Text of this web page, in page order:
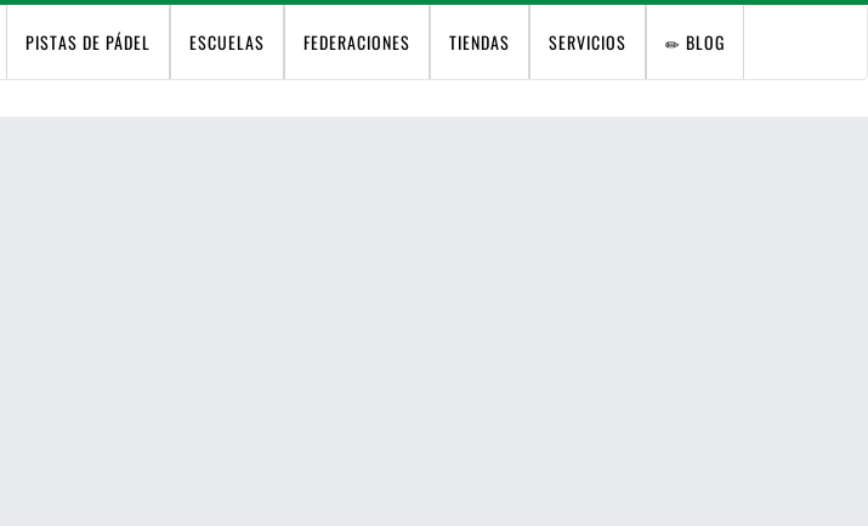
PISTAS DE PÁDEL ESCUELAS FEDERACIONES TIENDAS SERVICIOS BLOG